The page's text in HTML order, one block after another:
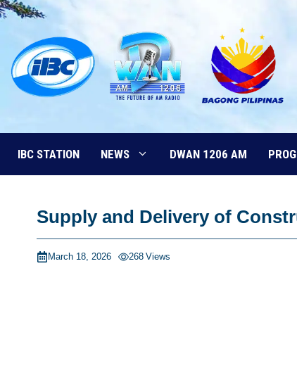
Skip
content
IBC STATION NEWS DWAN 1206 AM
Supply and Delivery of
March 18, 2026 268 Views